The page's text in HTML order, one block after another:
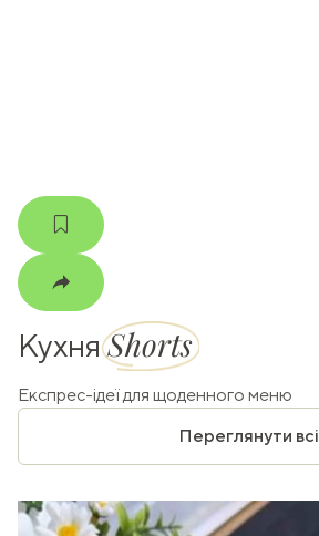
КухняShorts
Експрес-ідеї для щоденного меню
Переглянути всі